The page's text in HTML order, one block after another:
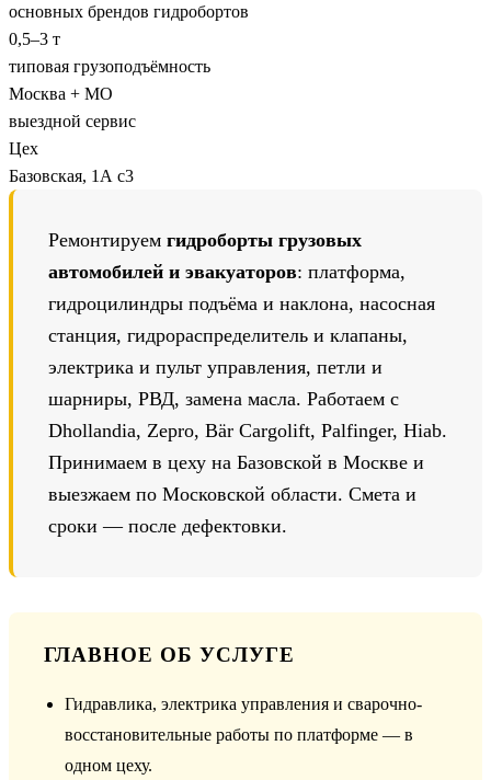
основных брендов гидробортов
0,5–3 т
типовая грузоподъёмность
Москва + МО
выездной сервис
Цех
Базовская, 1А с3
Ремонтируем гидроборты грузовых
автомобилей и эвакуаторов: платформа,
гидроцилиндры подъёма и наклона, насосная
станция, гидрораспределитель и клапаны,
электрика и пульт управления, петли и
шарниры, РВД, замена масла. Работаем с
Dhollandia, Zepro, Bär Cargolift, Palfinger, Hiab.
Принимаем в цеху на Базовской в Москве и
выезжаем по Московской области. Смета и
сроки — после дефектовки.
ГЛАВНОЕ ОБ УСЛУГЕ
Гидравлика, электрика управления и сварочно-
восстановительные работы по платформе — в
одном цеху.